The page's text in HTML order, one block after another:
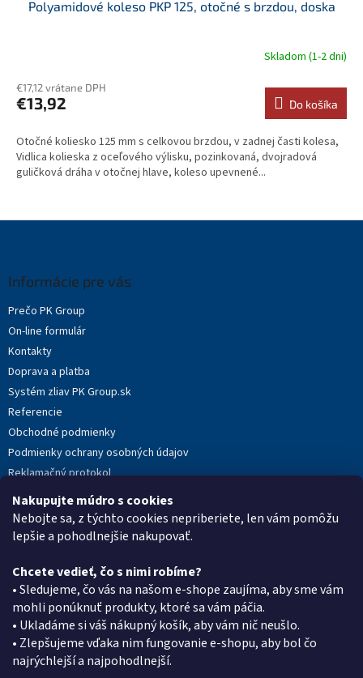
Nakupujte múdro s cookies
Nebojte sa, z týchto cookies nepriberiete, len vám pomôžu
lepšie a pohodlnejšie nakupovať.
Chcete vedieť, čo s nimi robíme?
• Sledujeme, čo vás na našom e-shope zaujíma, aby sme vám
mohli ponúknuť produkty, ktoré sa vám páčia.
• Ukladáme si váš nákupný košík, aby vám nič neušlo.
• Zlepšujeme vďaka nim fungovanie e-shopu, aby bol čo
najrýchlejší a najpohodlnejší.
Polyamidové koleso PKP 125, otočné s brzdou, doska
Skladom (1-2 dni)
€17,12 vrátane DPH
€13,92 Do košíka
Otočné koliesko 125 mm s celkovou brzdou, v zadnej časti kolesa,
Vidlica kolieska z oceľového výlisku, pozinkovaná, dvojradová
guličková dráha v otočnej hlave, koleso upevnené...
Informácie pre vás
Prečo PK Group
On-line formulár
Kontakty
Doprava a platba
Systém zliav PK Group.sk
Referencie
Obchodné podmienky
Podmienky ochrany osobných údajov
Reklamačný protokol
Novinky
Moja objednávka
Kontakt
eshop@pkgroup.sk
+420739079933
+420734621131